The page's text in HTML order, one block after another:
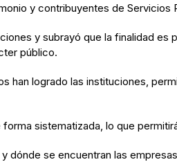
y contribuyentes de Servicios
y subrayó que la finalidad
público.
han logrado las instituciones,
sistematizada, lo que
dónde se encuentran las